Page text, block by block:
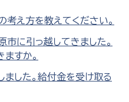
考え方を教えてください。
に引っ越してきました。
すか。
した。給付金を受け取る